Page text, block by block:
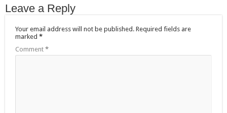
Leave a Reply
Your email address will not be published. Required fields are
marked *
Comment *